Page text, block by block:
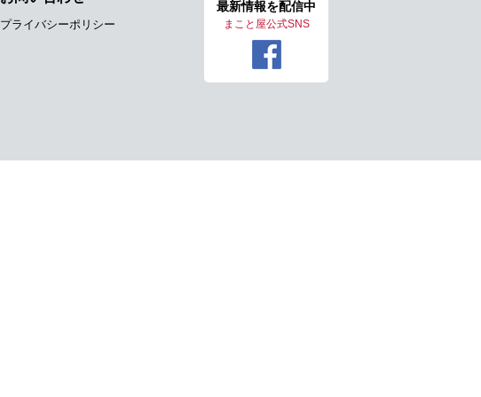
プライバシーポリシー
最新情報を配信中
まこと屋公式SNS